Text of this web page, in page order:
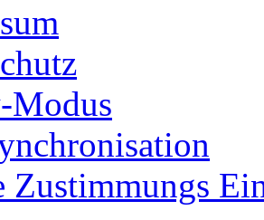
Zustimmungs